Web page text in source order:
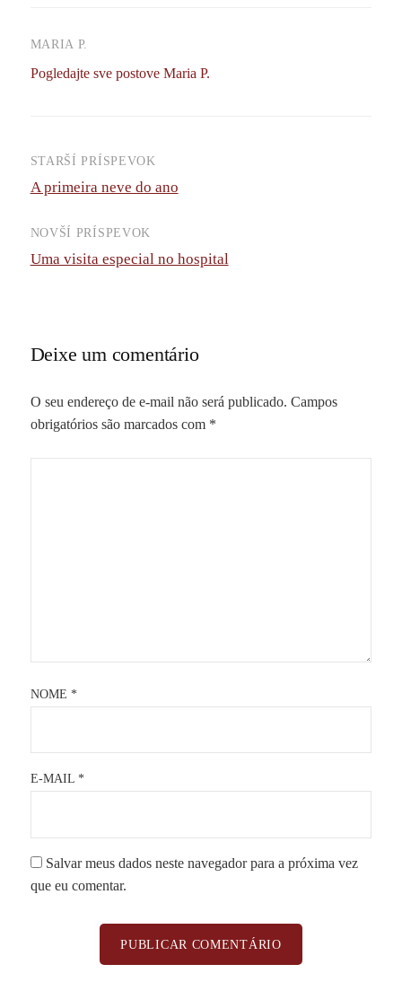
MARIA P.
Pogledajte sve postove Maria P.
Navigácia
príspevkov
STARŠÍ PRÍSPEVOK
A primeira neve do ano
NOVŠÍ PRÍSPEVOK
Uma visita especial no hospital
Deixe um comentário
O seu endereço de e-mail não será publicado. Campos
obrigatórios são marcados com *
NOME *
E-MAIL *
Salvar meus dados neste navegador para a próxima vez
que eu comentar.